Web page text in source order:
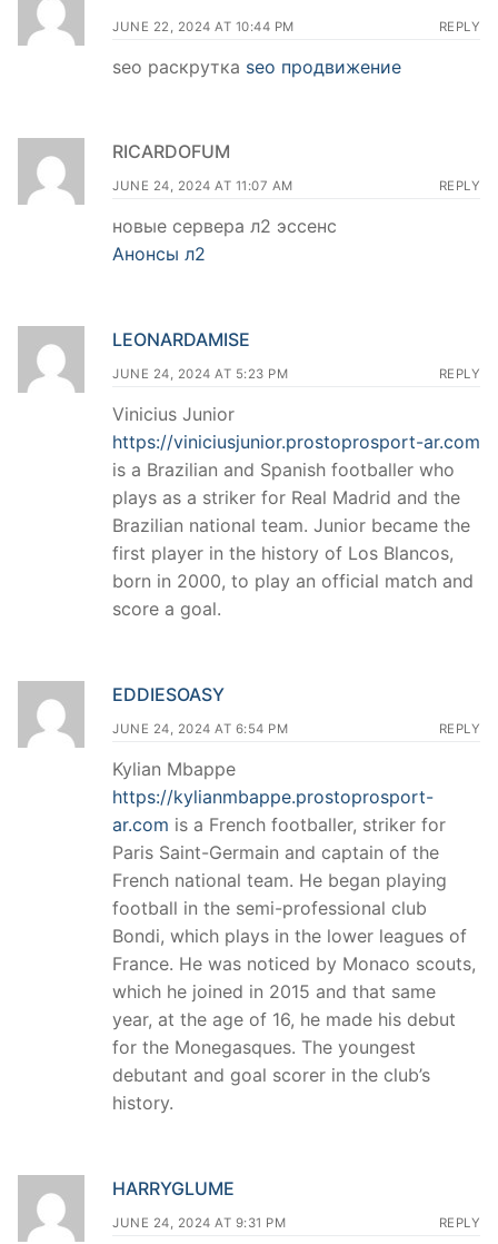
JUNE 22, 2024 AT 10:44 PM REPLY
seo раскрутка seo продвижение
RICARDOFUM
JUNE 24, 2024 AT 11:07 AM REPLY
новые сервера л2 эссенс
Анонсы л2
LEONARDAMISE
JUNE 24, 2024 AT 5:23 PM REPLY
Vinicius Junior
https://viniciusjunior.prostoprosport-ar.com
is a Brazilian and Spanish footballer who
plays as a striker for Real Madrid and the
Brazilian national team. Junior became the
first player in the history of Los Blancos,
born in 2000, to play an official match and
score a goal.
EDDIESOASY
JUNE 24, 2024 AT 6:54 PM REPLY
Kylian Mbappe
https://kylianmbappe.prostoprosport-
ar.com is a French footballer, striker for
Paris Saint-Germain and captain of the
French national team. He began playing
football in the semi-professional club
Bondi, which plays in the lower leagues of
France. He was noticed by Monaco scouts,
which he joined in 2015 and that same
year, at the age of 16, he made his debut
for the Monegasques. The youngest
debutant and goal scorer in the club’s
history.
HARRYGLUME
JUNE 24, 2024 AT 9:31 PM REPLY